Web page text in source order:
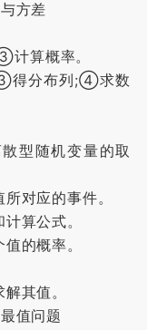
方差
算概率。
分布列;④求数
随机变量的取
对应的事件。
算公式。
的概率。
其值。
值问题